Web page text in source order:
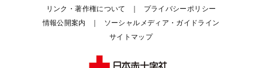
リンク・著作権について
プライバシーポリシー
情報公開案内
ソーシャルメディア・ガイドライン
サイトマップ